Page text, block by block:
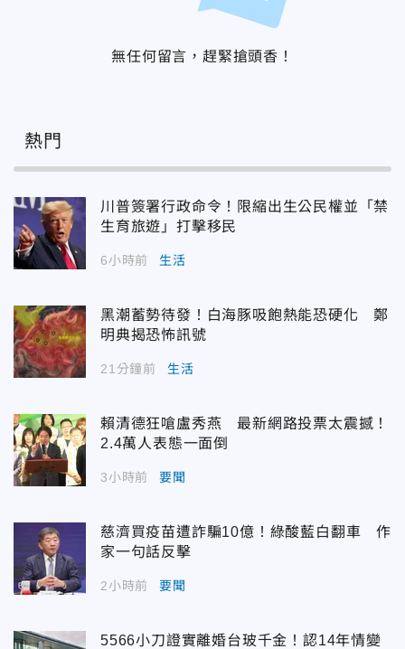
無任何留言，趕緊搶頭香！
熱門
川普簽署行政命令！限縮出生公民權並「禁
生育旅遊」打擊移民
6小時前 生活
黑潮蓄勢待發！白海豚吸飽熱能恐硬化 鄭
明典揭恐怖訊號
21分鐘前 生活
賴清德狂嗆盧秀燕 最新網路投票太震撼！
2.4萬人表態一面倒
3小時前 要聞
慈濟買疫苗遭詐騙10億！綠酸藍白翻車 作
家一句話反擊
2小時前 要聞
5566小刀證實離婚台玻千金！認14年情變